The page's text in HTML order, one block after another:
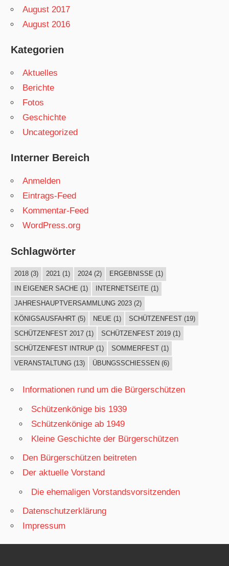
August 2017
August 2016
Kategorien
Aktuelles
Berichte
Fotos
Geschichte
Uncategorized
Interner Bereich
Anmelden
Eintrags-Feed
Kommentar-Feed
WordPress.org
Schlagwörter
2018(3) 2021(1) 2024(2) ERGEBNISSE (1)
IN EIGENER SACHE (1) INTERNETSEITE (1)
JAHRESHAUPTVERSAMMLUNG 2023(2)
KÖNIGSAUSFAHRT(5) NEUE (1) SCHÜTZENFEST(19)
SCHÜTZENFEST 2017(1) SCHÜTZENFEST 2019(1)
SCHÜTZENFEST INTRUP (1) SOMMERFEST(1)
VERANSTALTUNG(13) ÜBUNGSSCHIESSEN (6)
Informationen rund um die Bürgerschützen
Schützenkönige bis 1939
Schützenkönige ab 1949
Kleine Geschichte der Bürgerschützen
Den Bürgerschützen beitreten
Der aktuelle Vorstand
Die ehemaligen Vorstandsvorsitzenden
Datenschutzerklärung
Impressum